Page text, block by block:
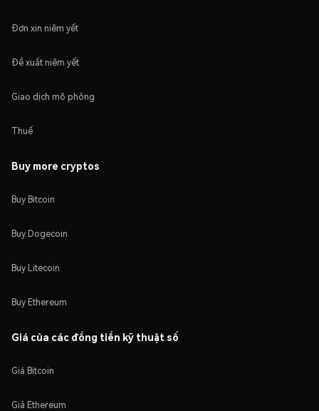
Đơn xin niêm yết
Đề xuất niêm yết
Giao dịch mô phỏng
Thuế
Buy more cryptos
Buy Bitcoin
Buy Dogecoin
Buy Litecoin
Buy Ethereum
Giá của các đồng tiền kỹ thuật số
Giá Bitcoin
Giá Ethereum